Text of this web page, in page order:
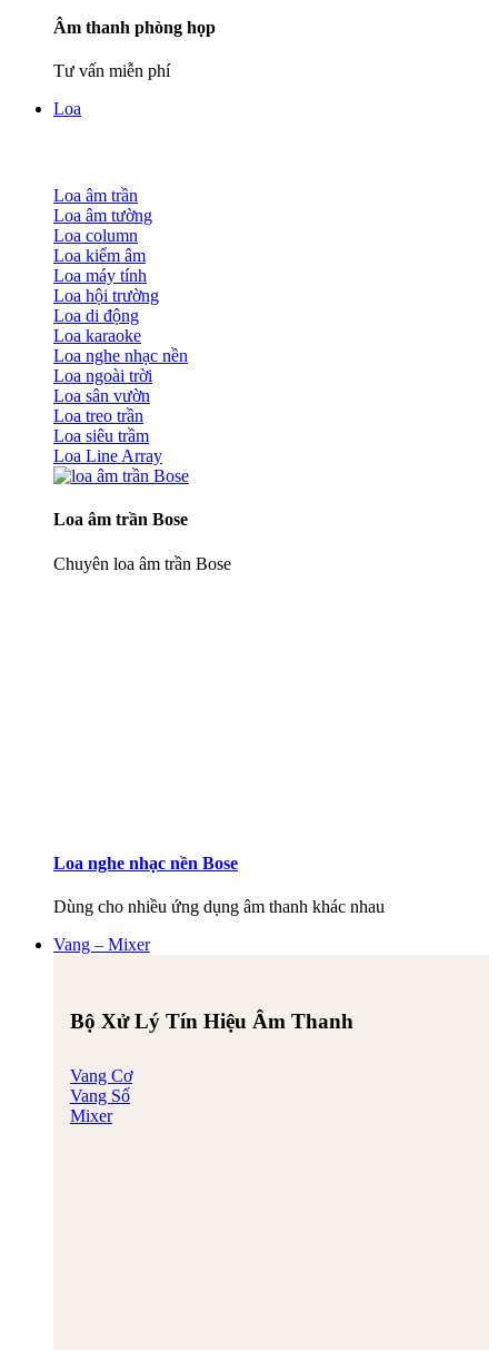
Âm thanh phòng họp
Tư vấn miễn phí
Loa
Loa âm trần
Loa âm tường
Loa column
Loa kiểm âm
Loa máy tính
Loa hội trường
Loa di động
Loa karaoke
Loa nghe nhạc nền
Loa ngoài trời
Loa sân vườn
Loa treo trần
Loa siêu trầm
Loa Line Array
Loa âm trần Bose
Chuyên loa âm trần Bose
Loa nghe nhạc nền Bose
Dùng cho nhiều ứng dụng âm thanh khác nhau
Vang – Mixer
Bộ Xử Lý Tín Hiệu Âm Thanh
Vang Cơ
Vang Số
Mixer